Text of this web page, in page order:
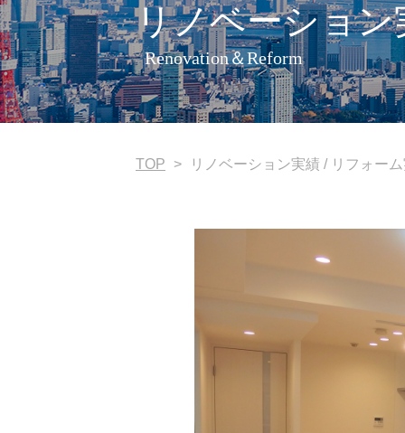
リノベーショ
Renovation＆Reform
TOP > リノベーション実績 / リフォー